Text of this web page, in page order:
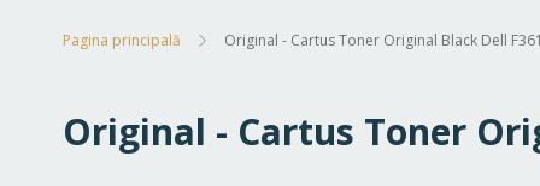
Pagina principală Original - Cartus Toner Original Black Dell
Original - Cartus Toner